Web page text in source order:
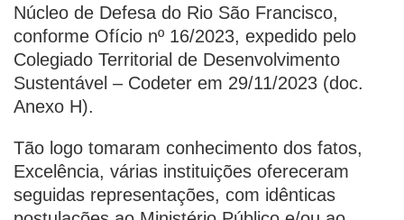
Núcleo de Defesa do Rio São Francisco,
conforme Ofício nº 16/2023, expedido pelo
Colegiado Territorial de Desenvolvimento
Sustentável – Codeter em 29/11/2023 (doc.
Anexo H).
Tão logo tomaram conhecimento dos fatos,
Excelência, várias instituições ofereceram
seguidas representações, com idênticas